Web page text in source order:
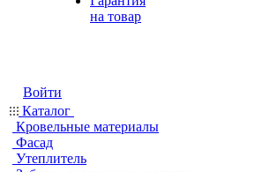
на товар
Войти
Каталог
Кровельные материалы
Фасад
Утеплитель